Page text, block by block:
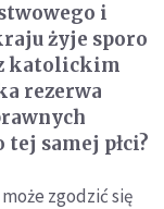
i
żyje sporo
katolickim
rezerwa
samej płci?
zgodzić się